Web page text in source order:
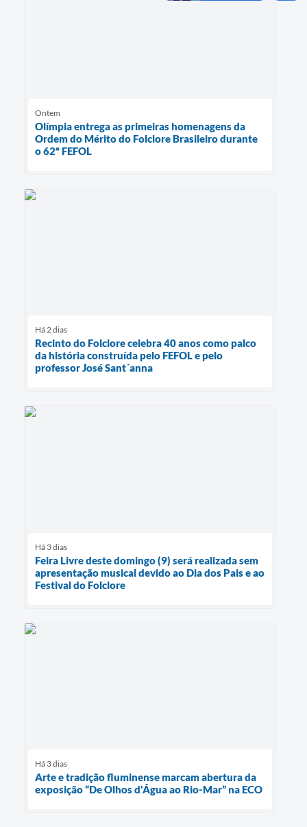
Ontem
Olímpia entrega as primeiras homenagens da
Ordem do Mérito do Folclore Brasileiro durante
o 62º FEFOL
Há 2 dias
Recinto do Folclore celebra 40 anos como palco
da história construída pelo FEFOL e pelo
professor José Sant´anna
Há 3 dias
Feira Livre deste domingo (9) será realizada sem
apresentação musical devido ao Dia dos Pais e ao
Festival do Folclore
Há 3 dias
Arte e tradição fluminense marcam abertura da
exposição “De Olhos d'Água ao Rio-Mar” na ECO